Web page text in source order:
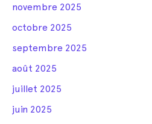
novembre 2025
octobre 2025
septembre 2025
août 2025
juillet 2025
juin 2025